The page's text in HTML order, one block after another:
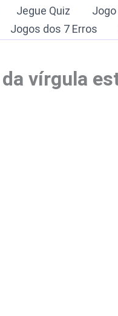
Jegue Quiz
Jogos dos 7 Erros
vírgula